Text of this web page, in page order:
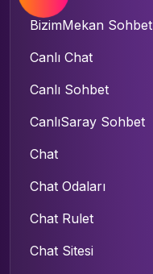
BizimMekan Sohbet
Canlı Chat
Canlı Sohbet
CanlıSaray Sohbet
Chat
Chat Odaları
Chat Rulet
Chat Sitesi